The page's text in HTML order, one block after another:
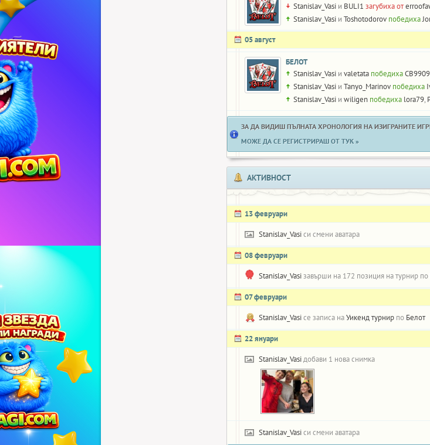
Stanislav_Vasi и BULI1 загубиха от
Stanislav_Vasi и Toshotodorov победиха
05 август
БЕЛОТ
Stanislav_Vasi и valetata победиха
Stanislav_Vasi и Tanyo_Marinov победиха
Stanislav_Vasi и wiligen победиха lora79,
ЗА ДА ВИДИШ ПЪЛНАТА ХРОНОЛОГИЯ НА ИЗИГРАНИТЕ
МОЖЕ ДА СЕ РЕГИСТРИРАШ ОТ ТУК »
АКТИВНОСТ
13 февруари
Stanislav_Vasiси смени аватара
08 февруари
Stanislav_Vasiзавърши на 172 позиция на турнир по
07 февруари
Stanislav_Vasiсе записа наУикенд турнир по Белот
22 януари
Stanislav_Vasiдобави 1 нова снимка
Stanislav_Vasiси смени аватара